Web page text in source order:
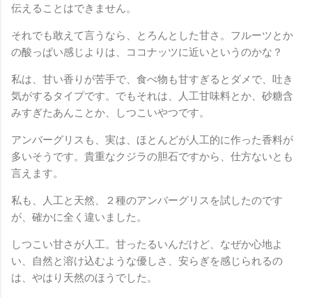
伝えることはできません。
それでも敢えて言うなら、とろんとした甘さ。フルーツとか
の酸っぱい感じよりは、ココナッツに近いというのかな？
私は、甘い香りが苦手で、食べ物も甘すぎるとダメで、吐き
気がするタイプです。でもそれは、人工甘味料とか、砂糖含
みすぎたあんことか、しつこいやつです。
アンバーグリスも、実は、ほとんどが人工的に作った香料が
多いそうです。貴重なクジラの胆石ですから、仕方ないとも
言えます。
私も、人工と天然、２種のアンバーグリスを試したのです
が、確かに全く違いました。
しつこい甘さが人工。甘ったるいんだけど、なぜか心地よ
い、自然と溶け込むような優しさ、安らぎを感じられるの
は、やはり天然のほうでした。